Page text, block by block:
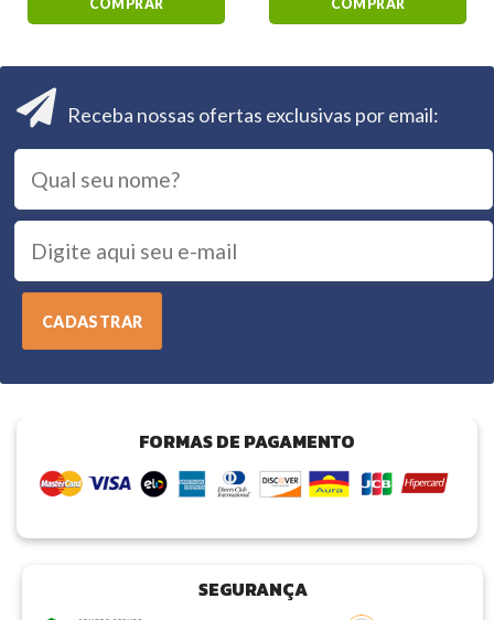
COMPRAR COMPRAR
Receba nossas ofertas exclusivas por email:
FORMAS DE PAGAMENTO
SEGURANÇA